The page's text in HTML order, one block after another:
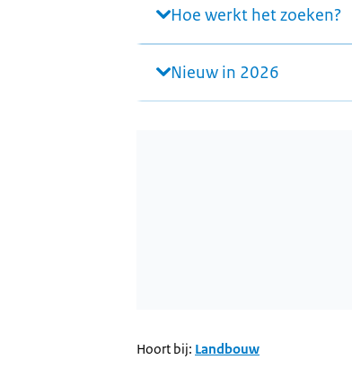
Hoe werkt het zoeken?
Nieuw in 2026
Hoort bij: Landbouw